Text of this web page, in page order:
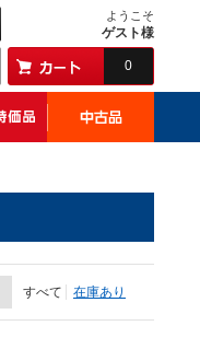
ようこそ
ゲスト様
0
すべて 在庫あり